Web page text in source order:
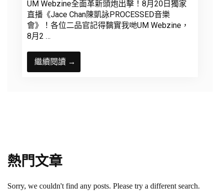
UM Webzine全面革新頭炮出擊！8月20日獨家
直播《Jace Chan陳凱詠PROCESSED音樂
會》！各位二品官記得黐實我哋UM Webzine，
8月2 …
繼續閱讀 →
熱門文章
Sorry, we couldn't find any posts. Please try a different search.